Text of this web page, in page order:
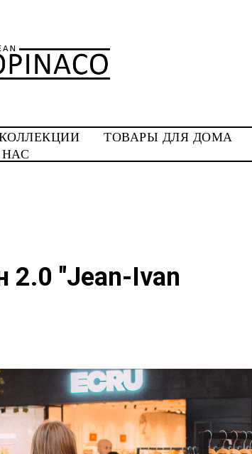
ТОВАРЫ ДЛЯ ДОМА
2.0 "Jean-Ivan